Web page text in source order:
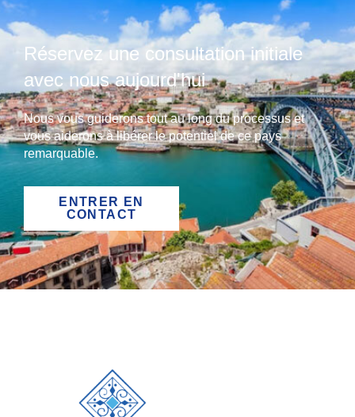
Réservez une consultation initiale
avec nous aujourd'hui
Nous vous guiderons tout au long du processus et
vous aiderons à libérer le potentiel de ce pays
remarquable.
ENTRER EN
CONTACT